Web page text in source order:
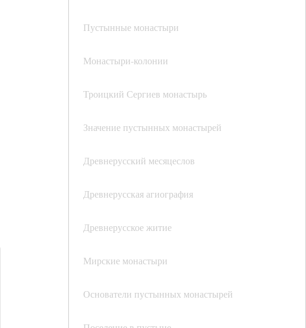
Пустынные монастыри
Монастыри-колонии
Троицкий Сергиев монастырь
Значение пустынных монастырей
Древнерусский месяцеслов
Древнерусская агиография
Древнерусское житие
Мирские монастыри
Основатели пустынных монастырей